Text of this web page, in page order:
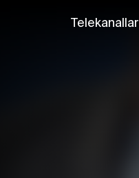
Telekanallar